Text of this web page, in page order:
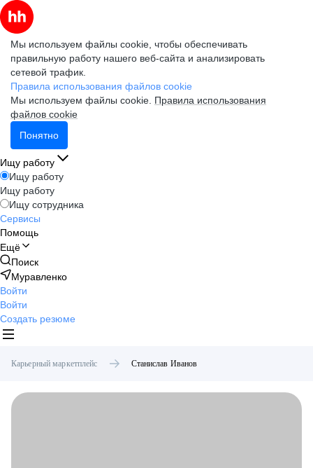
Мы используем файлы cookie, чтобы обеспечивать
правильную работу нашего веб-сайта и анализировать
сетевой трафик.
Правила использования файлов cookie
Мы используем файлы cookie. Правила использования
файлов cookie
Понятно
Ищу работу
Ищу работу
Ищу работу
Ищу сотрудника
Сервисы
Помощь
Ещё
Поиск
Муравленко
Войти
Войти
Создать резюме
Карьерный маркетплейс Станислав Иванов